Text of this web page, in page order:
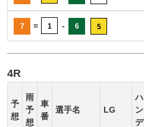
7 = 1 - 6 5
4R
予
想
雨
予
想
車
番
選手名 LG
ハ
ン
デ